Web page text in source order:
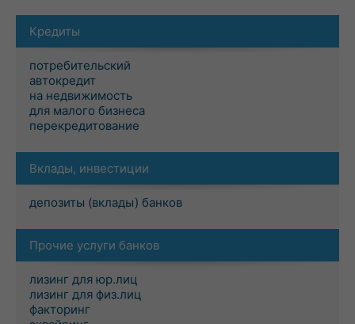
Кредиты
потребительский
автокредит
на недвижимость
для малого бизнеса
перекредитование
Вклады, инвестиции
депозиты (вклады) банков
Прочие услуги банков
лизинг для юр.лиц
лизинг для физ.лиц
факторинг